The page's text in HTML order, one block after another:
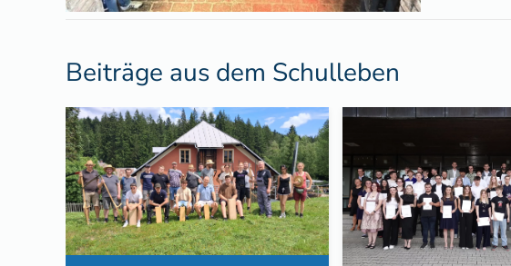
Beiträge aus dem Schulleben